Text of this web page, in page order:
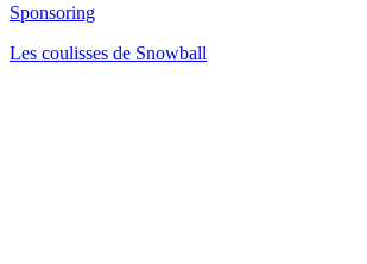
Sponsoring
Les coulisses de Snowball